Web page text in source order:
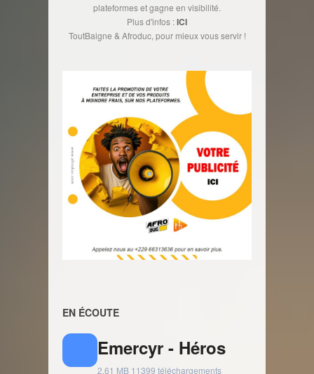
plateformes et gagne en visibilité.
Plus d'infos :ICI
ToutBaigne & Afroduc, pour mieux vous servir !
EN ÉCOUTE
Emercyr - Héros
2.61 MB 11399 téléchargements